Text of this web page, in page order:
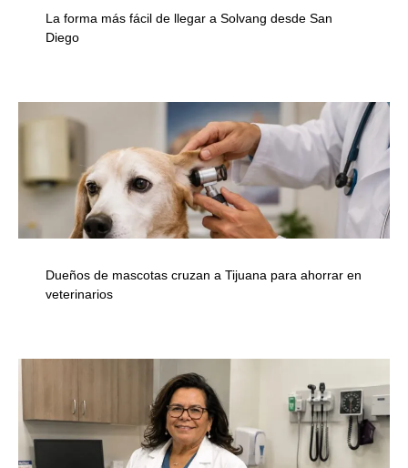
La forma más fácil de llegar a Solvang desde San
Diego
Dueños de mascotas cruzan a Tijuana para ahorrar en
veterinarios